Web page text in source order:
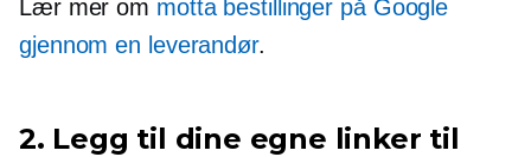
Lær mer om motta bestillinger på Google
gjennom en leverandør.
2. Legg til dine egne linker til